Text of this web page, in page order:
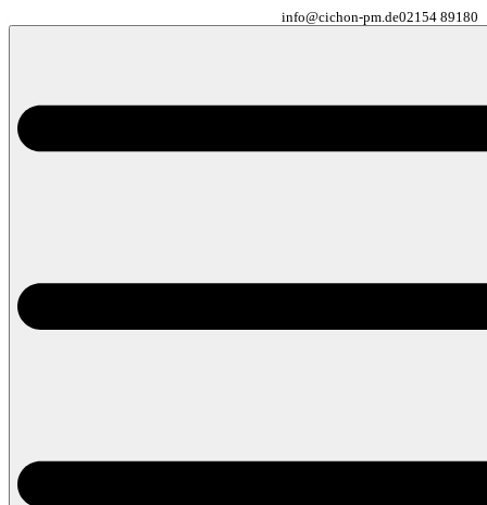
info@cichon-pm.de02154 89180